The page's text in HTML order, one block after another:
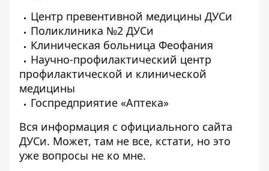
Центр превентивной медицины ДУСи
Поликлиника №2 ДУСи
Клиническая больница Феофания
Научно-профилактический центр
профилактической и клинической
медицины
Госпредприятие «Аптека»
Вся информация с официального сайта
ДУСи. Может, там не все, кстати, но это
уже вопросы не ко мне.